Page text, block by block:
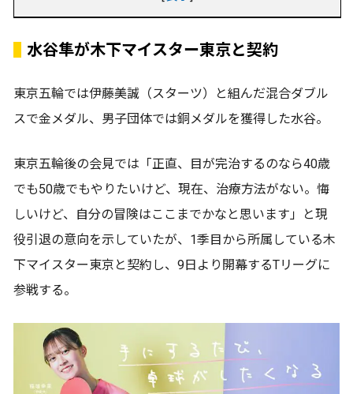
水谷隼が木下マイスター東京と契約
東京五輪では伊藤美誠（スターツ）と組んだ混合ダブル
スで金メダル、男子団体では銅メダルを獲得した水谷。
東京五輪後の会見では「正直、目が完治するのなら40歳
でも50歳でもやりたいけど、現在、治療方法がない。悔
しいけど、自分の冒険はここまでかなと思います」と現
役引退の意向を示していたが、1季目から所属している木
下マイスター東京と契約し、9日より開幕するTリーグに
参戦する。